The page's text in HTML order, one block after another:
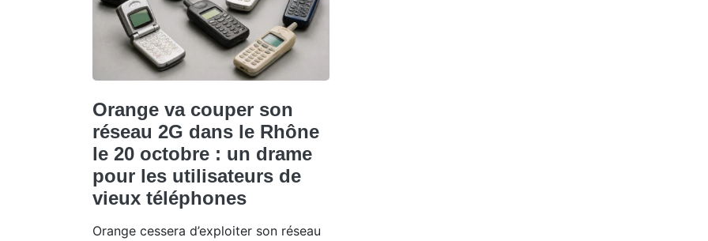
Orange va couper son
réseau 2G dans le Rhône
le 20 octobre : un drame
pour les utilisateurs de
vieux téléphones
Orange cessera d’exploiter son réseau